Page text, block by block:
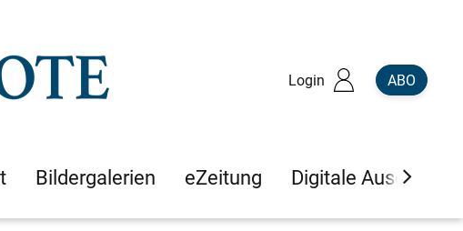
Login ABO
Bildergalerien eZeitung Digitale Ausgaben